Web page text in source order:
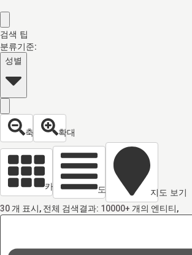
검색 팁
분류기준:
성별
축소 확대
카드 열람 도면 보기 지도 보기
30 개 표시, 전체 검색결과: 10000+ 개의 엔티티,